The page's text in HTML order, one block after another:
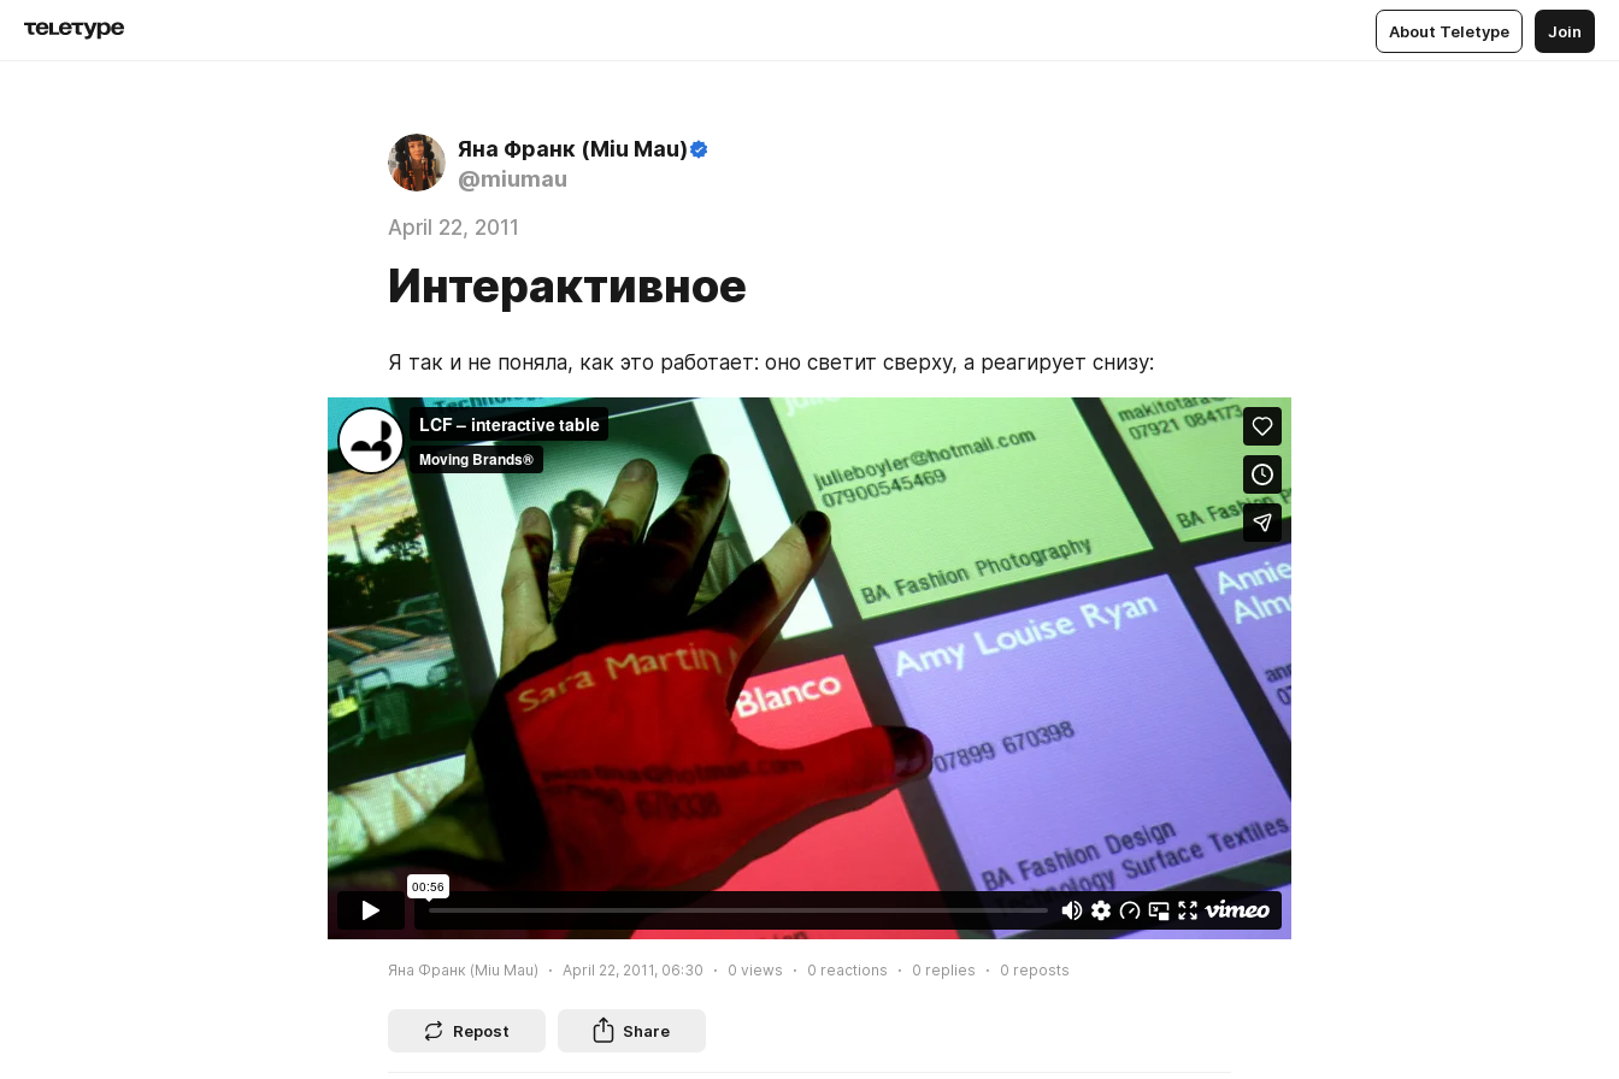
About Teletype Join
Яна Франк (Miu Mau)
@miumau
April 22, 2011
Интерактивное
Я так и не поняла, как это работает: оно светит сверху, а реагирует снизу:
Яна Франк (Miu Mau) April 22, 2011, 06:30 0 views 0 reactions 0 replies 0 reposts
Repost Share